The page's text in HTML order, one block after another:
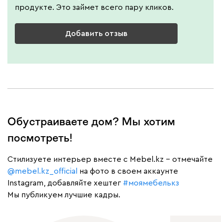
продукте. Это займет всего пару кликов.
Добавить отзыв
Обустраиваете дом? Мы хотим
посмотреть!
Cтилизуете интерьер вместе с Mebel.kz – отмечайте
@mebel.kz_official
на фото в своем аккаунте
Instagram, добавляйте хештег #моямебелькз
Мы публикуем лучшие кадры.